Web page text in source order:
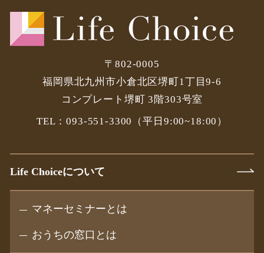
〒802-0005
福岡県北九州市小倉北区堺町1丁目9-6
コンプレート堺町 3階303号室
TEL：093-551-3300
（平日9:00~18:00）
Life Choiceについて
マネーセミナーとは
おうちの窓口とは